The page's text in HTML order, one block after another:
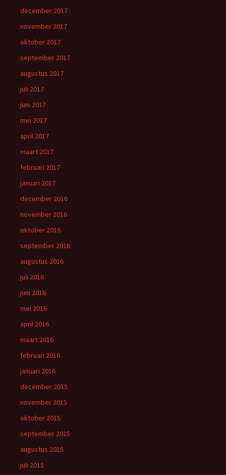
december 2017
november 2017
oktober 2017
september 2017
augustus 2017
juli 2017
juni 2017
mei 2017
april 2017
maart 2017
februari 2017
januari 2017
december 2016
november 2016
oktober 2016
september 2016
augustus 2016
juli 2016
juni 2016
mei 2016
april 2016
maart 2016
februari 2016
januari 2016
december 2015
november 2015
oktober 2015
september 2015
augustus 2015
juli 2015